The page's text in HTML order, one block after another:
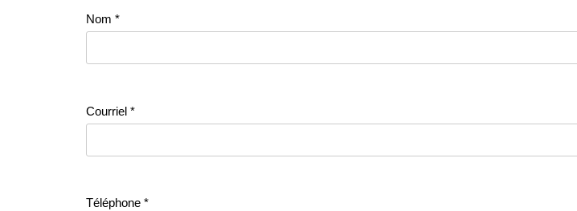
Nom *
Courriel *
Téléphone *